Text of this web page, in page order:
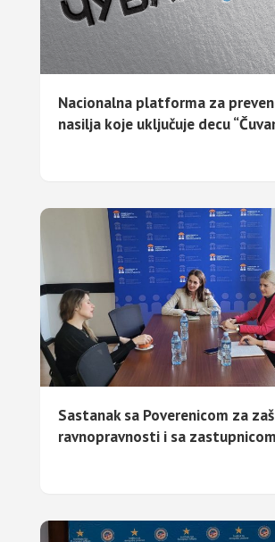
Nacionalna platforma za
nasilja koje uključuje decu
Sastanak sa Poverenicom za
ravnopravnosti i sa